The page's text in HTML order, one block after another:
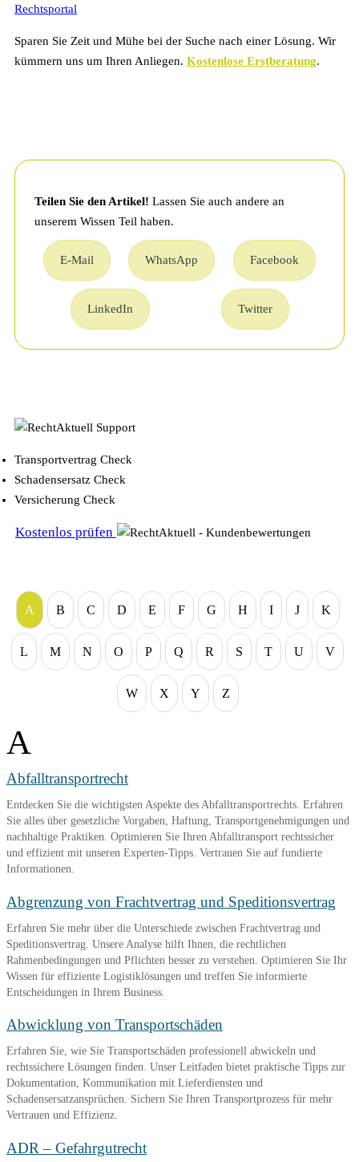
Sparen Sie Zeit und Mühe bei der Suche nach einer Lösung. Wir
kümmern uns um Ihren Anliegen. Kostenlose Erstberatung.
Teilen Sie den Artikel! Lassen Sie auch andere an
unserem Wissen Teil haben.
E-Mail WhatsApp Facebook
LinkedIn Twitter
Transportvertrag Check
Schadensersatz Check
Versicherung Check
Kostenlos prüfen
A B C D E F G H I J K
L M N O P Q R S T U V
W X Y Z
A
Abfalltransportrecht
Entdecken Sie die wichtigsten Aspekte des Abfalltransportrechts. Erfahren
Sie alles über gesetzliche Vorgaben, Haftung, Transportgenehmigungen und
nachhaltige Praktiken. Optimieren Sie Ihren Abfalltransport rechtssicher
und effizient mit unseren Experten-Tipps. Vertrauen Sie auf fundierte
Informationen.
Abgrenzung von Frachtvertrag und Speditionsvertrag
Erfahren Sie mehr über die Unterschiede zwischen Frachtvertrag und
Speditionsvertrag. Unsere Analyse hilft Ihnen, die rechtlichen
Rahmenbedingungen und Pflichten besser zu verstehen. Optimieren Sie Ihr
Wissen für effiziente Logistiklösungen und treffen Sie informierte
Entscheidungen in Ihrem Business.
Abwicklung von Transportschäden
Erfahren Sie, wie Sie Transportschäden professionell abwickeln und
rechtssichere Lösungen finden. Unser Leitfaden bietet praktische Tipps zur
Dokumentation, Kommunikation mit Lieferdiensten und
Schadensersatzansprüchen. Sichern Sie Ihren Transportprozess für mehr
Vertrauen und Effizienz.
ADR – Gefahrgutrecht